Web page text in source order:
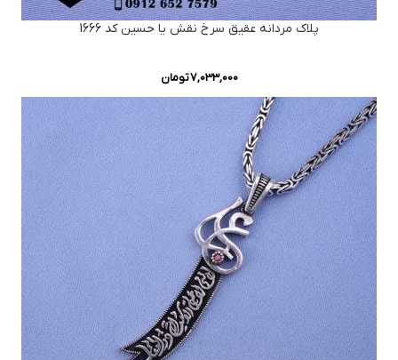
پلاک مردانه عقیق سرخ نقش یا حسین کد 1666
7,033,000تومان